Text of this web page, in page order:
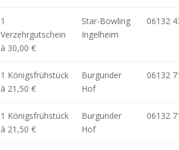
1
Verzehrgutschein
à 30,00 €
Star-Bowling
Ingelheim
06132
1 Königsfrühstück
à 21,50 €
Burgunder
Hof
06132
1 Königsfrühstück
à 21,50 €
Burgunder
Hof
06132